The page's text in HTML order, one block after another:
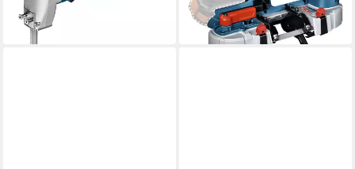
645,00 €
in 3-4 Werktagen bei dir
-19%
lieferbar in 7 Wochen